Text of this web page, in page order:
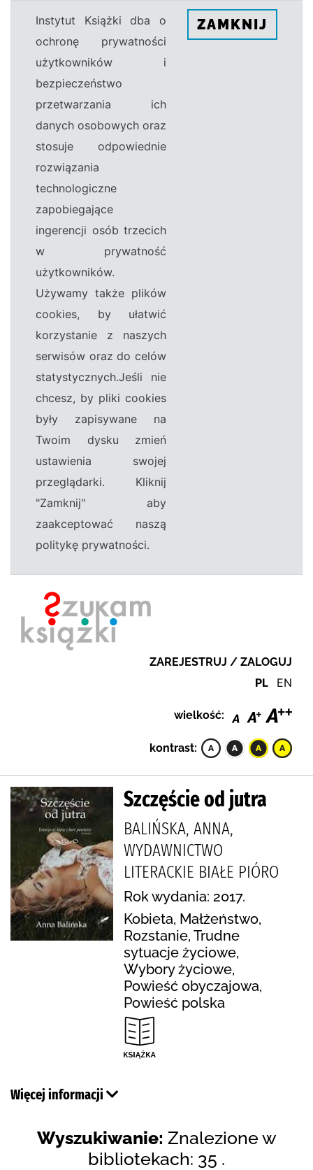
Instytut Książki dba o
ochronę prywatności
użytkowników i
bezpieczeństwo
przetwarzania ich
danych osobowych oraz
stosuje odpowiednie
rozwiązania
technologiczne
zapobiegające
ingerencji osób trzecich
w prywatność
użytkowników.
Używamy także plików
cookies, by ułatwić
korzystanie z naszych
serwisów oraz do celów
statystycznych.Jeśli nie
chcesz, by pliki cookies
były zapisywane na
Twoim dysku zmień
ustawienia swojej
przeglądarki. Kliknij
"Zamknij" aby
zaakceptować naszą
politykę prywatności.
ZAMKNIJ
ZAREJESTRUJ / ZALOGUJ
PL EN
wielkość:
kontrast:
Szczęście od jutra
BALIŃSKA, ANNA,
WYDAWNICTWO
LITERACKIE BIAŁE PIÓRO
Rok wydania: 2017.
Kobieta, Małżeństwo,
Rozstanie, Trudne
sytuacje życiowe,
Wybory życiowe,
Powieść obyczajowa,
Powieść polska
Więcej informacji
Wyszukiwanie: Znalezione w
bibliotekach: 35 .